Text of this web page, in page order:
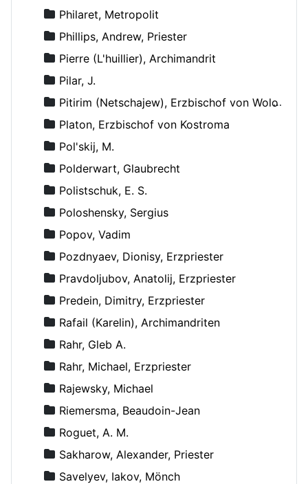
Philaret, Metropolit
Phillips, Andrew, Priester
Pierre (L'huillier), Archimandrit
Pilar, J.
Pitirim (Netschajew), Erzbischof von Wolokolamsk und Jurjew
Platon, Erzbischof von Kostroma
Pol'skij, M.
Polderwart, Glaubrecht
Polistschuk, E. S.
Poloshensky, Sergius
Popov, Vadim
Pozdnyaev, Dionisy, Erzpriester
Pravdoljubov, Anatolij, Erzpriester
Predein, Dimitry, Erzpriester
Rafail (Karelin), Archimandriten
Rahr, Gleb A.
Rahr, Michael, Erzpriester
Rajewsky, Michael
Riemersma, Beaudoin-Jean
Roguet, A. M.
Sakharow, Alexander, Priester
Savelyev, Iakov, Mönch